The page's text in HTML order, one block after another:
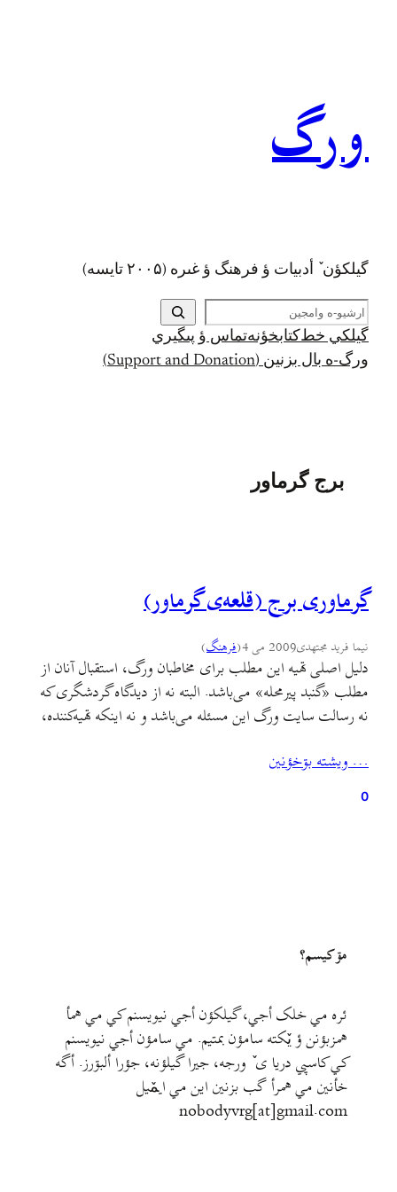
ورگ
گيلکؤن ٚ أدبیات ؤ فرهنگ ؤ غىره (۲۰۰۵ تايسه)
ج
س
ت
ج
گيلکي خط کتابخؤنهتماس ؤ پىگيري
ورگ-ه بال بزنين (Support and Donation)
برج گرماور
گرماوری برج (قلعه‌ی گرماور)
نیما فرید مجتهدی2009 می 4 (فرهنگ)
دلیل اصلی تهیه این مطلب برای مخاطبان ورگ، استقبال آنان از
مطلب «گنبد پیرمحله» می‌باشد. البته نه از دیدگاه گردشگری که
نه رسالت سایت ورگ این مسئله می‌باشد و نه اینکه تهیه‌کننده،
پیر‌محله» بر‌می‌آید، [متاسفانه به دلیل آسیبی که به آرشیو ورگ
وارد آمده…
… ويشته بۊخؤنين
0
مۊ کيسم؟
ئره مي خلک أجي، گيلکؤن أجي نيويسنم کي مي همأ
همزبؤنن ؤ يٚکته سامؤن بمتيم. مي سامؤن أجي نيويسنم
کي کاسپي دريا ی ٚ ورجه، جيرا گيلؤنه، جؤرا ألبۊرز. أگه
خأنين مي همرأ گب بزنين اين مي ايمٚیل‌ ‌
nobodyvrg[at]gmail.com